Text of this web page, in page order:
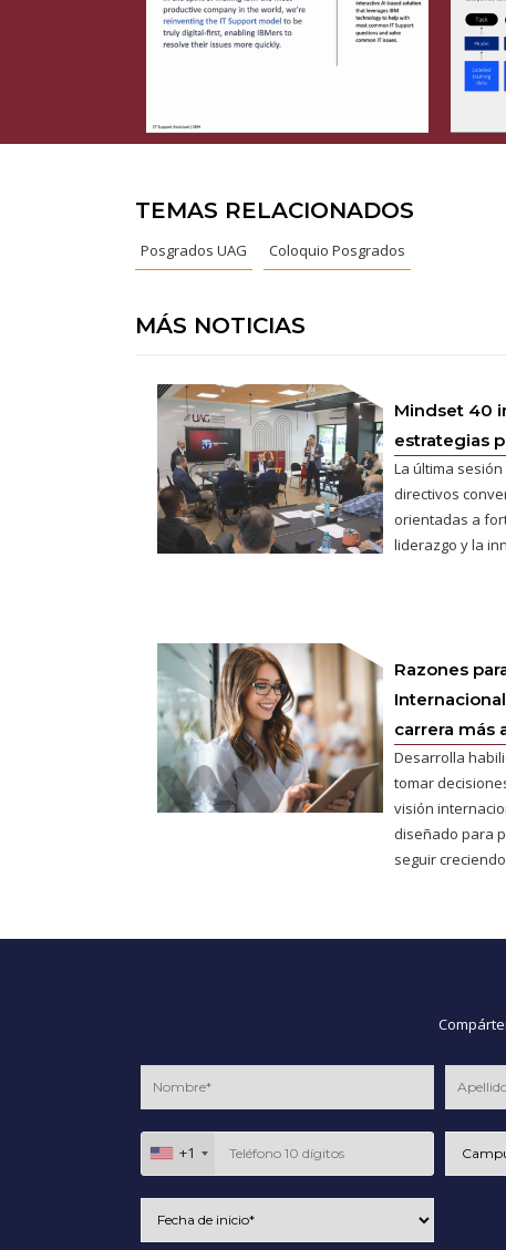
TEMAS RELACIONADOS
Posgrados UAG Coloquio Posgrados
MÁS NOTICIAS
Mindset 40
estrategias
La última
directivos
orientadas a
liderazgo y la
Razones
carrera más
Desarrolla
tomar
visión
diseñado para
seguir
+1